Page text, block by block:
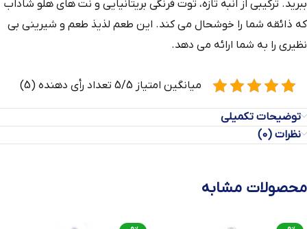
ببرید. ترکیبی از انبه تازه، توت فرنگی بریتانیایی و نت های هلو شاداب
که ذائقه شما را خوشحال می کند. این طعم لذیذ طعم و شیرینی بی
نظیری را به شما ارائه می دهد.
میانگین امتیاز 5/5 تعداد رأی دهنده (5)
توضیحات تکمیلی
نظرات (0)
محصولات مشابه